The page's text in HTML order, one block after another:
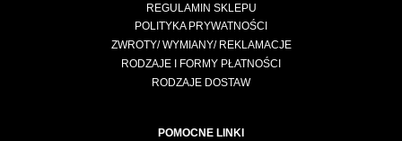
REGULAMIN SKLEPU
POLITYKA PRYWATNOŚCI
ZWROTY/ WYMIANY/ REKLAMACJE
RODZAJE I FORMY PŁATNOŚCI
RODZAJE DOSTAW
POMOCNE LINKI